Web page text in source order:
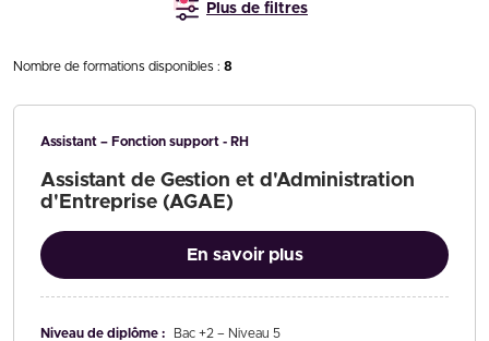
Plus de filtres
Nombre de formations disponibles : 8
Assistant – Fonction support - RH
Assistant de Gestion et d'Administration
d'Entreprise (AGAE)
En savoir plus
Niveau de diplôme :
Bac +2 – Niveau 5